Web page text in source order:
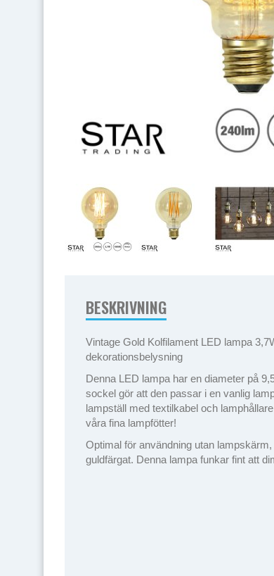
BESKRIVNING
Vintage Gold Kolfilament LED lampa
dekorationsbelysning
Denna LED lampa har en diameter på
sockel gör att den passar i en vanlig
lampställ med textilkabel och
våra fina lampfötter!
Optimal för användning utan
guldfärgat. Denna lampa funkar fint att